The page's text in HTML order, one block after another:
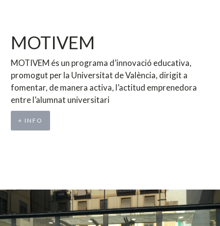
MOTIVEM
MOTIVEM és un programa d’innovació educativa,
promogut per la Universitat de València, dirigit a
fomentar, de manera activa, l’actitud emprenedora
entre l’alumnat universitari
+ INFO